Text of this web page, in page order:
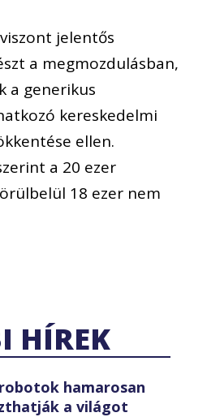
jelentős
a megmozdulásban,
a generikus
kereskedelmi
ellen.
a 20 ezer
18 ezer nem
HÍREK
hamarosan
a világot